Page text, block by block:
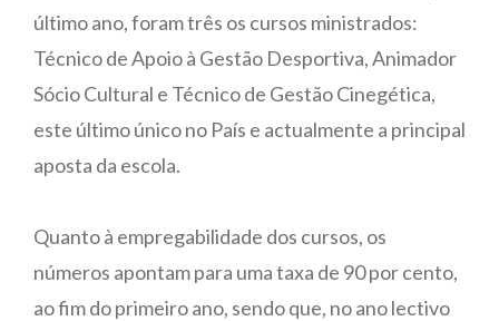
último ano, foram três os cursos ministrados:
Técnico de Apoio à Gestão Desportiva, Animador
Sócio Cultural e Técnico de Gestão Cinegética,
este último único no País e actualmente a principal
aposta da escola.
Quanto à empregabilidade dos cursos, os
números apontam para uma taxa de 90 por cento,
ao fim do primeiro ano, sendo que, no ano lectivo